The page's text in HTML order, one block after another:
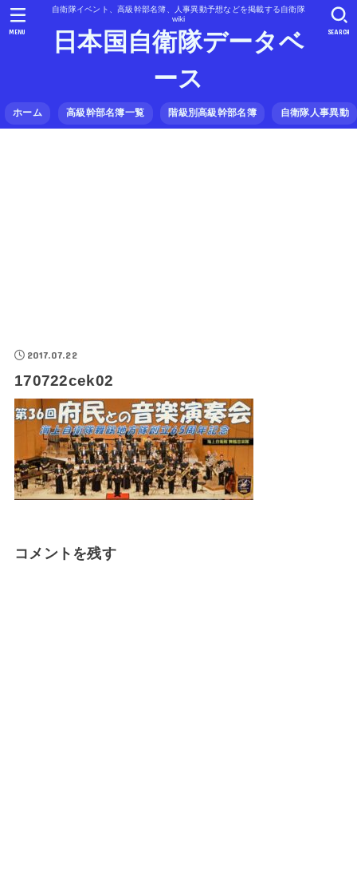
自衛隊イベント、高級幹部名簿、人事異動予想などを掲載する自衛隊
wiki
日本国自衛隊データベ
ース
ホーム 高級幹部名簿一覧 階級別高級幹部名簿 自衛隊人事異動
SEARCH
MENU
2017.07.22
170722cek02
コメントを残す